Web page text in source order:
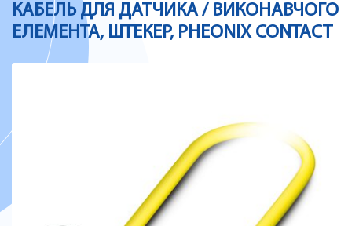
КАБЕЛЬ ДЛЯ ДАТЧИКА / ВИКОНАВЧОГО
ЕЛЕМЕНТА, ШТЕКЕР, PHEONIX CONTACT